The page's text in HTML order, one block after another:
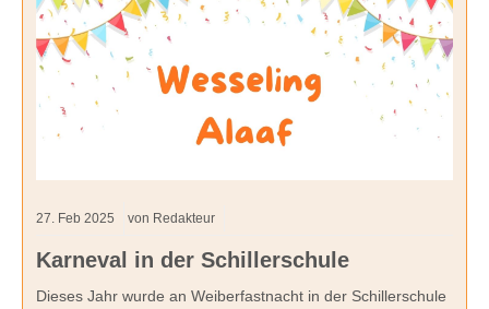
27. Feb 2025 von Redakteur
Karneval in der Schillerschule
Dieses Jahr wurde an Weiberfastnacht in der Schillerschule